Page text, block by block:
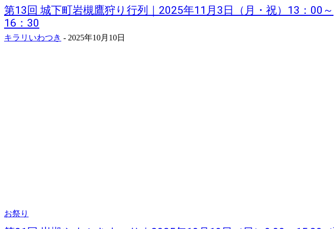
第13回 城下町岩槻鷹狩り行列｜2025年11月3日（月・祝）13：00～
16：30
キラリいわつき - 2025年10月10日
お祭り